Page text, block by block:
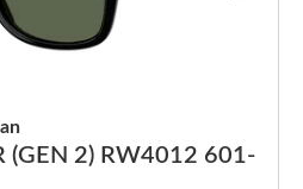
(GEN 2) RW4012 601-